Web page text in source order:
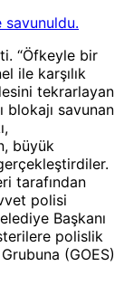
savunuldu.
“Öfkeyle bir
ile karşılık
tekrarlayan
blokajı savunan
büyük
tarafından
polisi
Başkanı
polislik
(GOES)